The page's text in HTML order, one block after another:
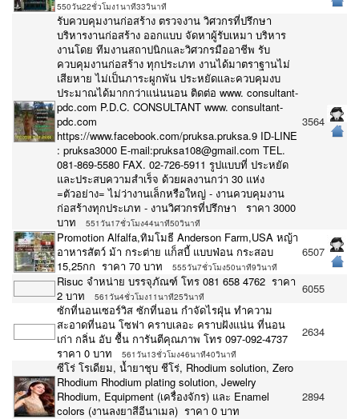
550วัน22ชั่วโมง1นาที33วินาที
รับควบคุมงานก่อสร้าง ตรวจงาน วิศวกรที่ปรึกษา
บริหารงานก่อสร้าง ออกแบบ จัดหาผู้รับเหมา บริหาร
งานโดย ทีมงานสถาปนิกและวิศวกรมืออาชีพ รับ
ควบคุมงานก่อสร้าง ทุกประเภท งานได้มาตราฐานไม่
เสียหาย ไม่เป็นภาระผูกพัน ประหยัดและควบคุมงบ
ประมาณได้มากกว่าแน่นนอน ติดต่อ www. consultant-
pdc.com P.D.C. CONSULTANT www. consultant-
pdc.com
https://www.facebook.com/pruksa.pruksa.9 ID-LINE
: pruksa3000 E-mail:pruksa108@gmail.com TEL.
081-869-5580 FAX. 02-726-5911 รูปแบบที่ ประหยัด
และประสบความสำเร็จ ด้วยผลงานกว่า 30 แห่ง
=ตัวอย่าง= ไม่ว่างานเล็กหรือใหญ่ - งานควบคุมงาน
ก่อสร้างทุกประเภท - งานวิศวกรที่ปรึกษา ราคา 3000
บาท
551วัน17ชั่วโมง44นาที50วินาที
3564
Promotion Alfalfa,ทิมโมธี Anderson Farm,USA หญ้า
อาหารสัตว์ ม้า กระต่าย แก็สบี้ แบบฟ่อน กระสอบ
15,25กก ราคา 70 บาท
555วัน7ชั่วโมง50นาที9วินาที
6507
Risuc จำหน่าย บรรจุภัณฑ์ โทร 081 658 4762 ราคา
2 บาท
561วัน4ชั่วโมง11นาที25วินาที
6055
ซักที่นอนเซอร์วิส ซักที่นอน กำจัดไรฝุ่น ทำความ
สะอาดที่นอน โซฟา คราบเลอะ คราบฝังแน่น‎ ที่นอน
เก่า กลิ่น อับ ชื้น การันตีคุณภาพ โทร 097-092-4737
ราคา 0 บาท
561วัน13ชั่วโมง46นาที40วินาที
2634
ซีโร่ โรเดียม, น้ำยาชุบ ชีโร่, Rhodium solution, Zero
Rhodium Rhodium plating solution, Jewelry
Rhodium, Equipment (เครื่องจักร) และ Enamel
colors (งานลงยาสีอีนาเมล) ราคา 0 บาท
2894